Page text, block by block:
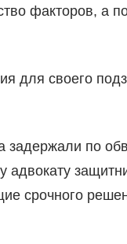
факторов, а
для своего
задержали по
адвокату
срочного